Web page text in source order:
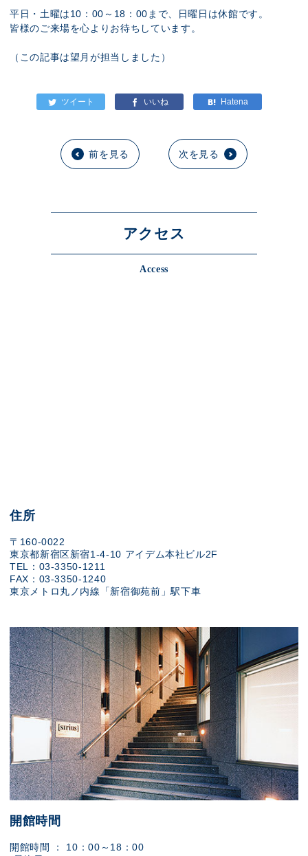
平日・土曜は10：00～18：00まで、日曜日は休館です。
皆様のご来場を心よりお待ちしています。
（この記事は望月が担当しました）
前を見る 次を見る
アクセス
Access
住所
〒160-0022
東京都新宿区新宿1-4-10 アイデム本社ビル2F
TEL：03-3350-1211
FAX：03-3350-1240
東京メトロ丸ノ内線「新宿御苑前」駅下車
開館時間
開館時間 ： 10：00～18：00